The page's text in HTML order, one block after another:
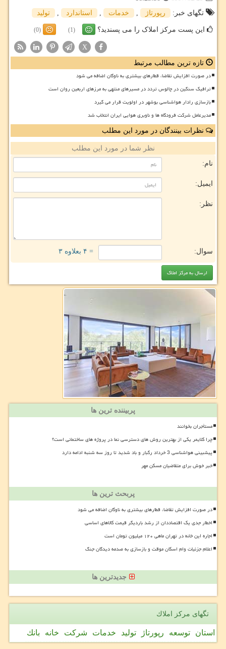
تگهای خبر:
رپورتاژ , خدمات , استاندارد , تولید
این پست مرکز املاک را می پسندید؟ (1)
(0)
X
تازه ترین مطالب مرتبط
در صورت افزایش تقاضا، قطارهای بیشتری به ناوگان اضافه می شود
ترافیک سنگین در چالوس تردد در مسیرهای منتهی به مرزهای اربعین روان است
بازسازی رادار هواشناسی بوشهر در اولویت قرار می گیرد
مدیرعامل شرکت فرودگاه ها و ناوبری هوایی ایران انتخاب شد
نظرات بینندگان در مورد این مطلب
نظر شما در مورد این مطلب
نام:
ایمیل:
نظر:
سوال: = ۴ بعلاوه ۳
پربیننده ترین ها
مستأجران بخوانند
چرا کلایمر یکی از بهترین روش های دسترسی نما در پروژه های ساختمانی است؟
پیشبینی هواشناسی 3 خرداد رگبار و باد شدید تا روز سه شنبه ادامه دارد
خبر خوش برای متقاضیان مسکن مهر
پربحث ترین ها
در صورت افزایش تقاضا، قطارهای بیشتری به ناوگان اضافه می شود
اخطار جدی یک اقتصاددان از رشد باردیگر قیمت کالاهای اساسی
اجاره این خانه در تهران ماهی ۱۲۰ میلیون تومان است
اعلام جزئیات وام اسکان موقت و بازسازی به صدمه دیدگان جنگ
جدیدترین ها
تگهای مركز املاك
استان توسعه رپورتاژ تولید خدمات شركت خانه بانك